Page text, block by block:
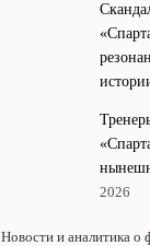
2026
Новости и аналитика о